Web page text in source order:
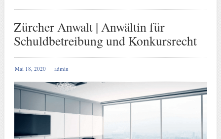
Zürcher Anwalt | Anwältin für
Schuldbetreibung und Konkursrecht
Mai 18, 2020 admin